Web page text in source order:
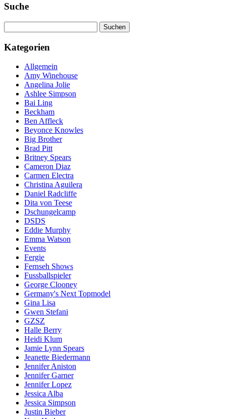
Suche
nach:
Kategorien
Allgemein
Amy Winehouse
Angelina Jolie
Ashlee Simpson
Bai Ling
Beckham
Ben Affleck
Beyonce Knowles
Big Brother
Brad Pitt
Britney Spears
Cameron Diaz
Carmen Electra
Christina Aguilera
Daniel Radcliffe
Dita von Teese
Dschungelcamp
DSDS
Eddie Murphy
Emma Watson
Events
Fergie
Fernseh Shows
Fussballspieler
George Clooney
Germany's Next Topmodel
Gina Lisa
Gwen Stefani
GZSZ
Halle Berry
Heidi Klum
Jamie Lynn Spears
Jeanette Biedermann
Jennifer Aniston
Jennifer Garner
Jennifer Lopez
Jessica Alba
Jessica Simpson
Justin Bieber